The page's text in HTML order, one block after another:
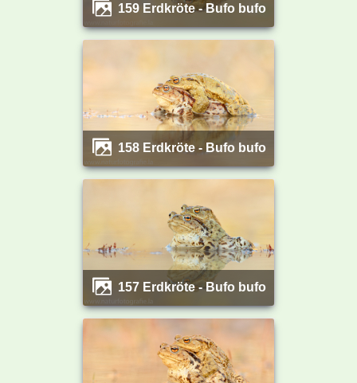
159 Erdkröte - Bufo bufo
158 Erdkröte - Bufo bufo
157 Erdkröte - Bufo bufo